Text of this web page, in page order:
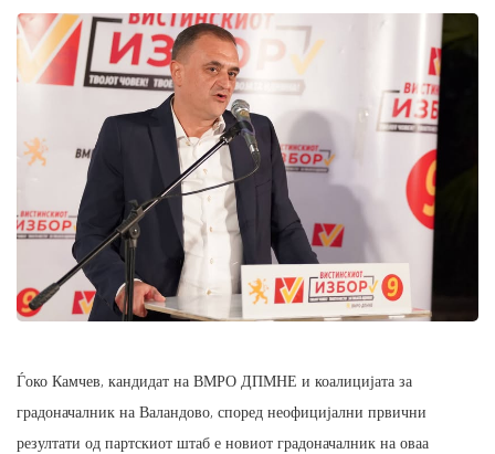
Ѓоко Камчев, кандидат на ВМРО ДПМНЕ и коалицијата за
градоначалник на Валандово, според неофицијални првични
резултати од партскиот штаб е новиот градоначалник на оваа